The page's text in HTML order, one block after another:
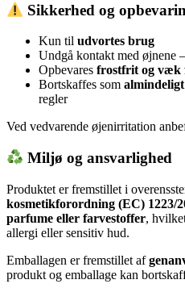
Sikkerhed og
Kun til udvortes brug
Undgå kontakt med øjnene
Opbevares frostfrit og væk
Bortskaffes som
regler
Ved vedvarende øjenirritation
Miljø og ansvarlighed
Produktet er fremstillet i
kosmetikforordning (EC) 1223/
parfume eller farvestoffer,
allergi eller sensitiv hud.
Emballagen er fremstillet af
produkt og emballage kan